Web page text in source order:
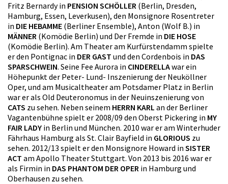
Fritz Bernardy in PENSION SCHÖLLER (Berlin, Dresden,
Hamburg, Essen, Leverkusen), den Monsignore Rosentreter
in DIE HEBAMME (Berliner Ensemble), Anton (Wolf B.) in
MÄNNER (Komödie Berlin) und Der Fremde in DIE HOSE
(Komödie Berlin). Am Theater am Kurfürstendamm spielte
er den Pontignac in DER GAST und den Cordenbois in DAS
SPARSCHWEIN. Seine Fee Aurora in CINDERELLAwar ein
Höhepunkt der Peter- Lund- Inszenierung der Neuköllner
Oper, und am Musicaltheater am Potsdamer Platz in Berlin
war er als Old Deuteronomus in der Neuinszenierung von
CATS zu sehen. Neben seinem HERRN KARL an der Berliner
Vagantenbühne spielt er 2008/09 den Oberst Pickering in MY
FAIR LADY in Berlin und München. 2010 war er am Winterhuder
Fährhaus Hamburg als St. Clair Bayfield in GLORIOUS zu
sehen. 2012/13 spielt er den Monsignore Howard in SISTER
ACT am Apollo Theater Stuttgart. Von 2013 bis 2016 war er
als Firmin in DAS PHANTOM DER OPER in Hamburg und
Oberhausen zu sehen.